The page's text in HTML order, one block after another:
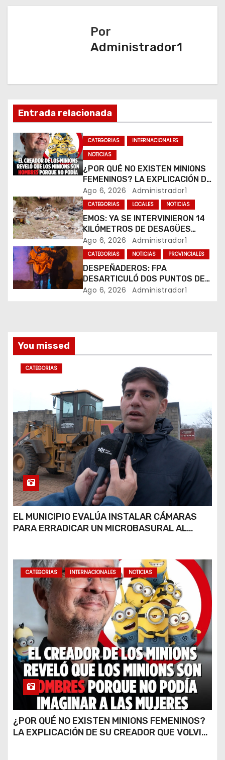
ó
n
d
e
e
t
r
a
d
a
Por
Administrador1
Entrada relacionada
CATEGORIAS
INTERNACIONALES
NOTICIAS
¿POR QUÉ NO EXISTEN MINIONS
FEMENINOS? LA EXPLICACIÓN DE
SU CREADOR QUE VOLVIÓ A
VIRALIZARSE
Ago 6, 2026 Administrador1
CATEGORIAS LOCALES NOTICIAS
EMOS: YA SE INTERVINIERON 14
KILÓMETROS DE DESAGÜES
PLUVIALES
Ago 6, 2026 Administrador1
CATEGORIAS NOTICIAS PROVINCIALES
DESPEÑADEROS: FPA
DESARTICULÓ DOS PUNTOS DE
VENTA DE DROGAS. TRES
Ago 6, 2026 Administrador1
You missed
CATEGORIAS
EL MUNICIPIO EVALÚA INSTALAR CÁMARAS
PARA ERRADICAR UN MICROBASURAL AL
CATEGORIAS INTERNACIONALES NOTICIAS
¿POR QUÉ NO EXISTEN MINIONS FEMENINOS?
LA EXPLICACIÓN DE SU CREADOR QUE VOLVIÓ